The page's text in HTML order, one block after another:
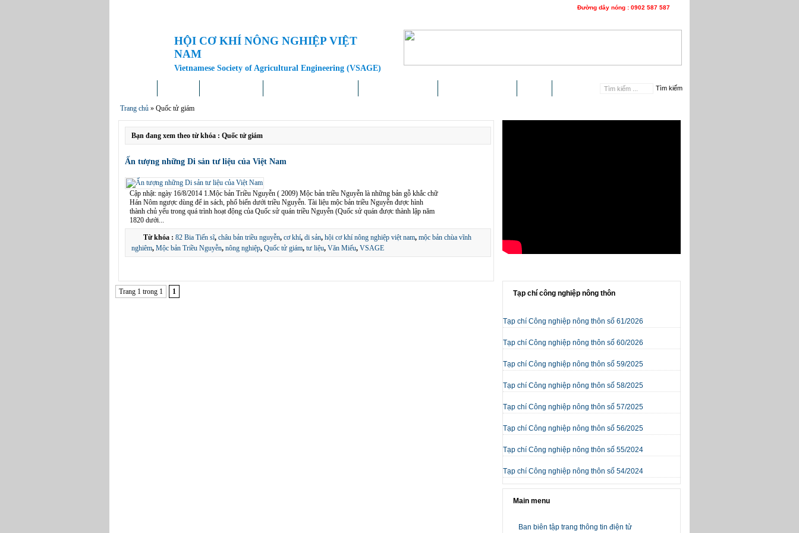
Đường dây nóng : 0902 587 587
HỘI CƠ KHÍ NÔNG NGHIỆP VIỆT
NAM
Vietnamese Society of Agricultural Engineering (VSAGE)
Trang chủ » Quốc tử giám
Bạn đang xem theo từ khóa : Quốc tử giám
Ấn tượng những Di sản tư liệu của Việt Nam
Cập nhật: ngày 16/8/2014 1.Mộc bản Triều Nguyễn ( 2009) Mộc bản triều Nguyễn là những bản gỗ khắc chữ
Hán Nôm ngược dùng để in sách, phổ biến dưới triều Nguyễn. Tài liệu mộc bản triều Nguyễn được hình
thành chủ yếu trong quá trình hoạt động của Quốc sử quán triều Nguyễn (Quốc sử quán được thành lập năm
1820 dưới...
Từ khóa : 82 Bia Tiến sĩ, châu bản triều nguyễn, cơ khí, di sản, hội cơ khí nông nghiệp việt nam, mộc bản chùa vĩnh
nghiêm, Mộc bản Triều Nguyễn, nông nghiệp, Quốc tử giám, tư liệu, Văn Miếu, VSAGE
Trang 1 trong 1 1 Tạp chí công nghiệp nông thôn
Tạp chí Công nghiệp nông thôn số 61/2026
Tạp chí Công nghiệp nông thôn số 60/2026
Tạp chí Công nghiệp nông thôn số 59/2025
Tạp chí Công nghiệp nông thôn số 58/2025
Tạp chí Công nghiệp nông thôn số 57/2025
Tạp chí Công nghiệp nông thôn số 56/2025
Tạp chí Công nghiệp nông thôn số 55/2024
Tạp chí Công nghiệp nông thôn số 54/2024
Main menu
Ban biên tập trang thông tin điện tử